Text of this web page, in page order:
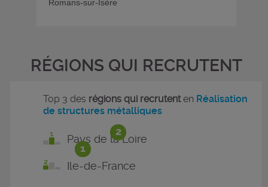
Romans-sur-Isère
RÉGIONS QUI RECRUTENT
2
1
Top 3 des régions qui recrutenten Réalisation
de structures métalliques
Pays de la Loire
Ile-de-France